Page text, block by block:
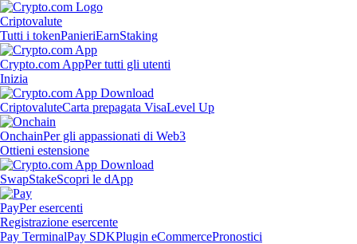
Criptovalute
Tutti i tokenPanieriEarnStaking
Crypto.com AppPer tutti gli utenti
Inizia
CriptovaluteCarta prepagata VisaLevel Up
OnchainPer gli appassionati di Web3
Ottieni estensione
SwapStakeScopri le dApp
PayPer esercenti
Registrazione esercente
Pay TerminalPay SDKPlugin eCommercePronostici